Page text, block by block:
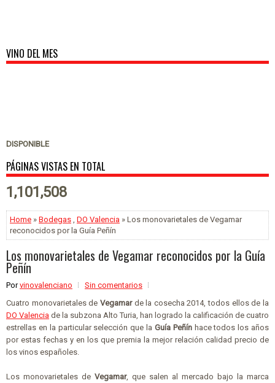
VINO DEL MES
DISPONIBLE
PÁGINAS VISTAS EN TOTAL
1,101,508
Home » Bodegas DO Valencia » Los monovarietales de Vegamar
reconocidos por la Guía Peñín
Los monovarietales de Vegamar reconocidos por la Guía
Peñín
Porvinovalenciano
Sin comentarios
Cuatro monovarietales de Vegamarde la cosecha 2014, todos ellos de la
DO Valencia de la subzona Alto Turia, han logrado la calificación de cuatro
estrellas en la particular selección que la Guía Peñínhace todos los años
por estas fechas y en los que premia la mejor relación calidad precio de
los vinos españoles.
Los monovarietales de Vegamar, que salen al mercado bajo la marca